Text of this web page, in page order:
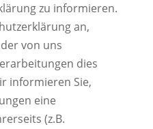
zu informieren.
an,
von uns
dies
informieren Sie,
eine
(z.B.